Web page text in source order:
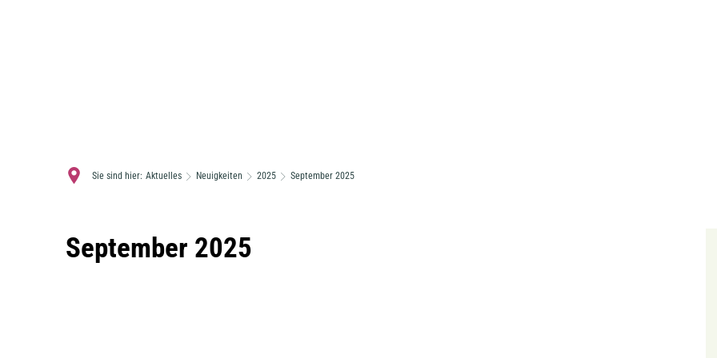
Sie sind hier: Aktuelles Neuigkeiten 2025 September 2025
SeptemberSeptember 2025